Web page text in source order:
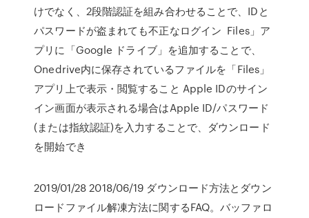
けでなく、2段階認証を組み合わせることで、IDと
パスワードが盗まれても不正なログイン Files」ア
プリに「Google ドライブ」を追加することで、
Onedrive内に保存されているファイルを「Files」
アプリ上で表示・閲覧すること Apple IDのサイン
イン画面が表示される場合はApple ID/パスワード
(または指紋認証)を入力することで、ダウンロード
を開始でき
2019/01/28 2018/06/19 ダウンロード方法とダウン
ロードファイル解凍方法に関するFAQ。バッファロ